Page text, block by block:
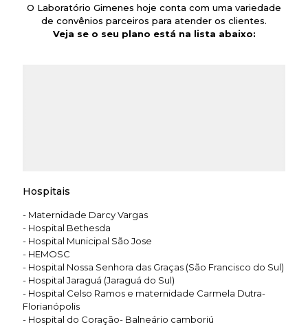
O Laboratório Gimenes hoje conta com uma variedade
de convênios parceiros para atender os clientes.
Veja se o seu plano está na lista abaixo:
Hospitais
- Maternidade Darcy Vargas
- Hospital Bethesda
- Hospital Municipal São Jose
- HEMOSC
- Hospital Nossa Senhora das Graças (São Francisco do Sul)
- Hospital Jaraguá (Jaraguá do Sul)
- Hospital Celso Ramos e maternidade Carmela Dutra-
Florianópolis
- Hospital do Coração- Balneário camboriú